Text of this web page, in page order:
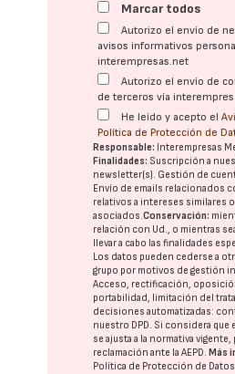
Marcar todos
Autorizo el envío de
avisos informativos
interempresas.net
Autorizo el envío de
de terceros vía
He leído y acepto el
Política de Protección de
Responsable: Interempresas
Finalidades: Suscripción a
newsletter(s). Gestión de
Envío de emails relacionados
relativos a intereses similares o
asociados.Conservación:
relación con Ud., o mientras
llevar a cabo las finalidades
Los datos pueden cederse a
grupo por motivos de gestión
Acceso, rectificación,
portabilidad, limitación del
decisiones automatizadas:
nuestro DPD. Si considera que
se ajusta a la normativa
reclamación ante laAEPD. Más
Política de Protección de Datos